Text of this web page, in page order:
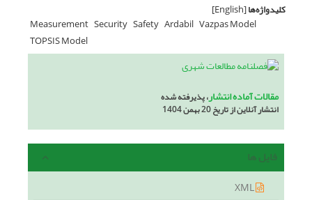
کلیدواژه‌ها[English]
Measurement Security Safety Ardabil Vazpas Model
TOPSIS Model
مقالات آماده انتشار، پذیرفته شده
انتشار آنلاین از تاریخ 20 بهمن 1404
فایل ها